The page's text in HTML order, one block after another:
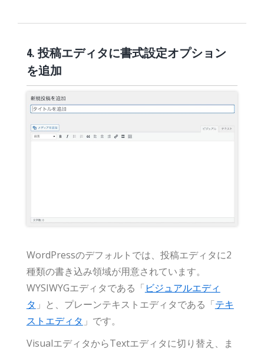
4. 投稿エディタに書式設定オプション
を追加
WordPressのデフォルトでは、投稿エディタに2
種類の書き込み領域が用意されています。
WYSIWYGエディタである「ビジュアルエディ
タ 」と、プレーンテキストエディタである「テキ
ストエディタ 」です。
VisualエディタからTextエディタに切り替え、ま